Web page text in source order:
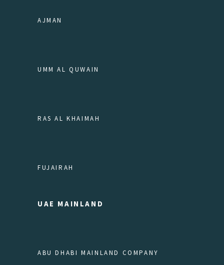
AJMAN
UMM AL QUWAIN
RAS AL KHAIMAH
FUJAIRAH
UAE MAINLAND
ABU DHABI MAINLAND COMPANY